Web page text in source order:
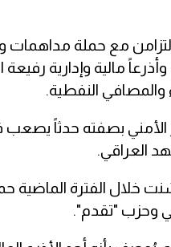
مع حملة مداهمات
مالية وإدارية
والمصافي النفطية.
الأمني بصفته حدثاً
العراقي.
خلال الفترة
وحزب "تقدم".